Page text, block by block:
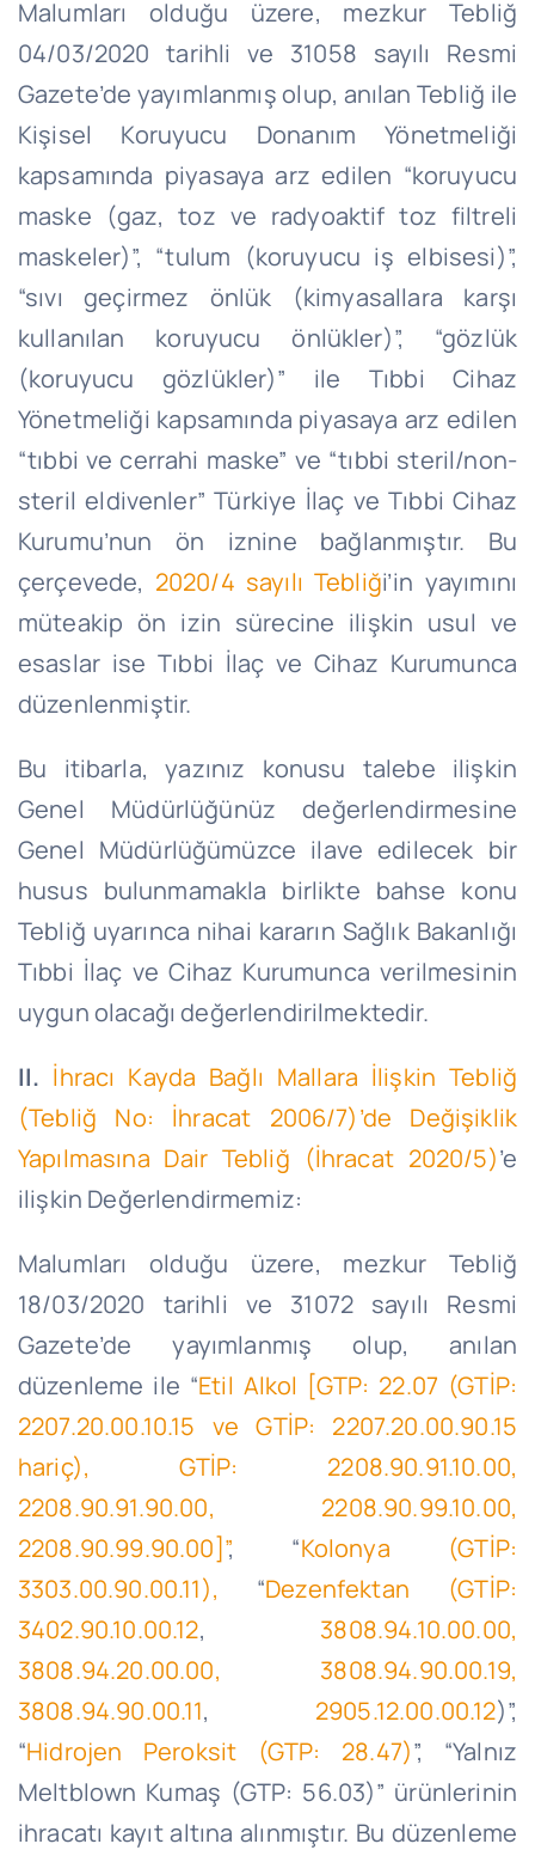
Malumları olduğu üzere, mezkur Tebliğ
04/03/2020 tarihli ve 31058 sayılı Resmi
Gazete’de yayımlanmış olup, anılan Tebliğ ile
Kişisel Koruyucu Donanım Yönetmeliği
kapsamında piyasaya arz edilen “koruyucu
maske (gaz, toz ve radyoaktif toz filtreli
maskeler)”, “tulum (koruyucu iş elbisesi)”,
“sıvı geçirmez önlük (kimyasallara karşı
kullanılan koruyucu önlükler)”, “gözlük
(koruyucu gözlükler)” ile Tıbbi Cihaz
Yönetmeliği kapsamında piyasaya arz edilen
“tıbbi ve cerrahi maske” ve “tıbbi steril/non-
steril eldivenler” Türkiye İlaç ve Tıbbi Cihaz
Kurumu’nun ön iznine bağlanmıştır. Bu
çerçevede, 2020/4 sayılı Tebliği’in yayımını
müteakip ön izin sürecine ilişkin usul ve
esaslar ise Tıbbi İlaç ve Cihaz Kurumunca
düzenlenmiştir.
Bu itibarla, yazınız konusu talebe ilişkin
Genel Müdürlüğünüz değerlendirmesine
Genel Müdürlüğümüzce ilave edilecek bir
husus bulunmamakla birlikte bahse konu
Tebliğ uyarınca nihai kararın Sağlık Bakanlığı
Tıbbi İlaç ve Cihaz Kurumunca verilmesinin
uygun olacağı değerlendirilmektedir.
II. İhracı Kayda Bağlı Mallara İlişkin Tebliğ
(Tebliğ No: İhracat 2006/7)’de Değişiklik
Yapılmasına Dair Tebliğ (İhracat 2020/5)’e
ilişkin Değerlendirmemiz:
Malumları olduğu üzere, mezkur Tebliğ
18/03/2020 tarihli ve 31072 sayılı Resmi
Gazete’de yayımlanmış olup, anılan
düzenleme ile “Etil Alkol [GTP: 22.07 (GTİP:
2207.20.00.10.15 ve GTİP: 2207.20.00.90.15
hariç), GTİP: 2208.90.91.10.00,
2208.90.91.90.00, 2208.90.99.10.00,
2208.90.99.90.00]”, “Kolonya (GTİP:
3303.00.90.00.11), “Dezenfektan (GTİP:
3402.90.10.00.12, 3808.94.10.00.00,
3808.94.20.00.00, 3808.94.90.00.19,
3808.94.90.00.11, 2905.12.00.00.12)”,
“Hidrojen Peroksit (GTP: 28.47)”, “Yalnız
Meltblown Kumaş (GTP: 56.03)” ürünlerinin
ihracatı kayıt altına alınmıştır. Bu düzenleme